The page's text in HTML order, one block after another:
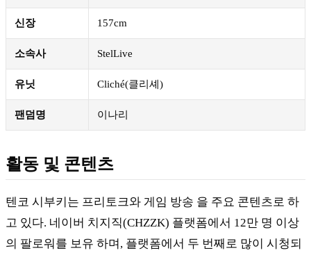
신장 157cm
소속사 StelLive
유닛 Cliché(클리셰)
팬덤명 이나리
활동 및 콘텐츠
텐코 시부키는 프리토크와 게임 방송 을 주요 콘텐츠로 하
고 있다. 네이버 치지직(CHZZK) 플랫폼에서 12만 명 이상
의 팔로워를 보유 하며, 플랫폼에서 두 번째로 많이 시청되